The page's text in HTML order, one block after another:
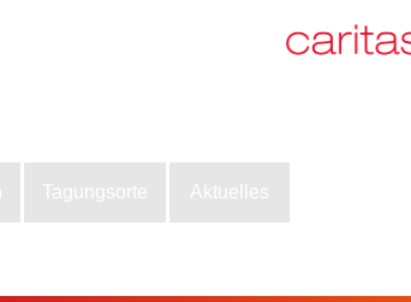
Tagungsorte Aktuelles